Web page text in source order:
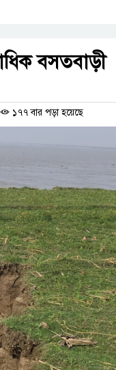
বসতবাড়ী
১৭৭ বার পড়া হয়েছে